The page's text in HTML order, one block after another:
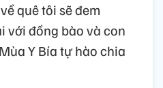
quê tôi sẽ đem
với đồng bào và con
Y Bía tự hào chia